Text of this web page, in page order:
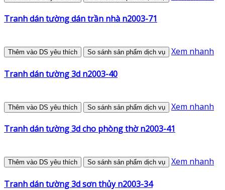
Tranh dán tường dán trần nhà n2003-71
Thêm vào DS yêu thích So sánh sản phẩm dịch vụ Xem nhanh
Tranh dán tường 3d n2003-40
Thêm vào DS yêu thích So sánh sản phẩm dịch vụ Xem nhanh
Tranh dán tường 3d cho phòng thờ n2003-41
Thêm vào DS yêu thích So sánh sản phẩm dịch vụ Xem nhanh
Tranh dán tường 3d sơn thủy n2003-34